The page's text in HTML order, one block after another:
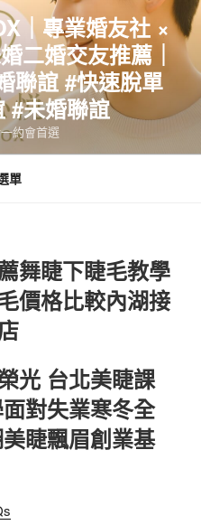
｜專業婚友社 ×
二婚交友推薦｜
聯誼 #快速脫單
#未婚聯誼
約會首選
單
舞睫下睫毛教學
價格比較內湖接
光 台北美睫課
對失業寒冬全
睫飄眉創業基